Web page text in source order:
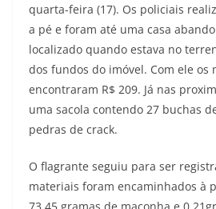
quarta-feira (17). Os policiais
a pé e foram até uma casa
localizado quando estava no
dos fundos do imóvel. Com ele os
encontraram R$ 209. Já nas
uma sacola contendo 27 buchas
pedras de crack.
O flagrante seguiu para ser
materiais foram encaminhados à
73,45 gramas de maconha e